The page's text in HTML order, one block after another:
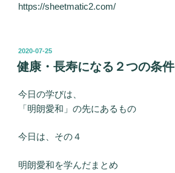
https://sheetmatic2.com/
投
稿
日:
2020-07-25
健康・長寿になる２つの条件
今日の学びは、
「明朗愛和」の先にあるもの
今日は、その４
明朗愛和を学んだまとめ